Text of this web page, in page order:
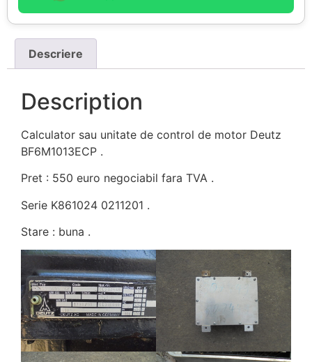
Descriere
Description
Calculator sau unitate de control de motor Deutz
BF6M1013ECP .
Pret : 550 euro negociabil fara TVA .
Serie K861024 0211201 .
Stare : buna .